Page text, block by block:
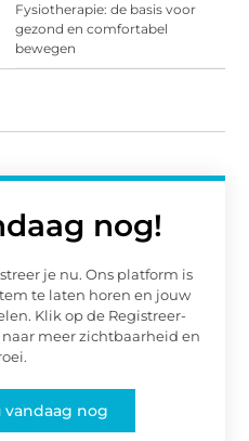
Fysiotherapie: de basis voor
gezond en comfortabel
bewegen
nog!
je nu. Ons platform is
te laten horen en jouw
Klik op de Registreer-
meer zichtbaarheid en
vandaag nog